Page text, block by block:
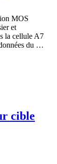
MOS
et
la cellule A7
du …
cible